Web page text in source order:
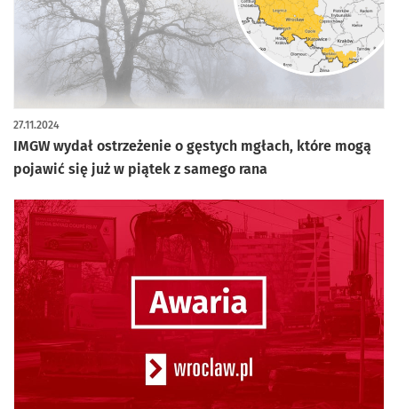
IMGW wydał ostrzeżenie o gęstych mgłach, które mogą
pojawić się już w piątek z samego rana
27.11.2024